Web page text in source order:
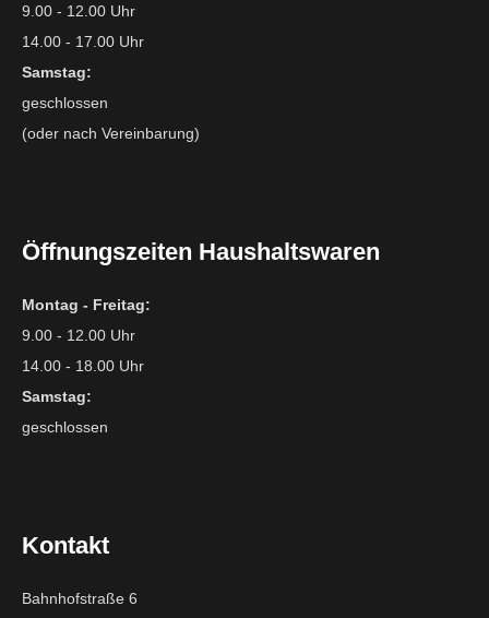
9.00 - 12.00 Uhr
14.00 - 17.00 Uhr
Samstag:
geschlossen
(oder nach Vereinbarung)
Öffnungszeiten Haushaltswaren
Montag - Freitag:
9.00 - 12.00 Uhr
14.00 - 18.00 Uhr
Samstag:
geschlossen
Kontakt
Bahnhofstraße 6